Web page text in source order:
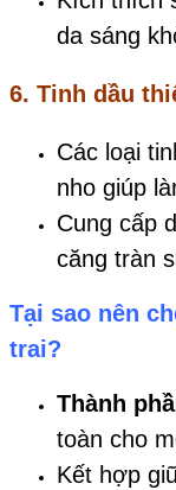
da sáng
6. Tinh dầu
Các loại
nho giúp
Cung cấp
căng tràn
Tại sao nên
trai?
Thành
toàn cho
Kết hợp